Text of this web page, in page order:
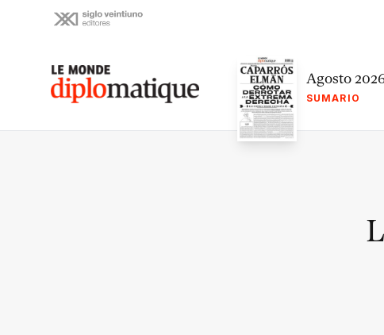
Le monde diplomatique Agosto
SUMARIO